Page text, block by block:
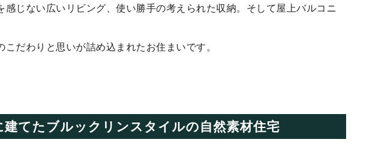
感じない広いリビング、使い勝手の考えられた収納。そして屋上バルコニ
こだわりと思いが詰め込まれたお住まいです。
建てたブルックリンスタイルの自然素材住宅